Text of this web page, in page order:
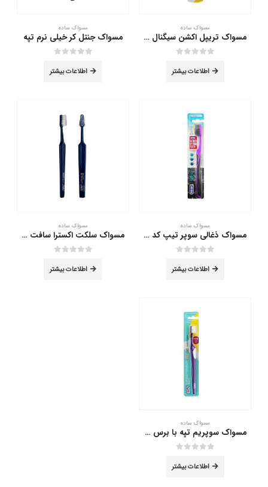
مسواک ساده
مسواک تریپل اکشن سیگنال با برس متوسط
اطلاعات بیشتر
مسواک ساده
مسواک جنتل کر خیلی نرم تپه
اطلاعات بیشتر
مسواک ساده
مسواک ذغالی سوپر تیپ کد 953 های دنت متوسط
اطلاعات بیشتر
مسواک ساده
مسواک سلکت اکسترا سافت تپه
اطلاعات بیشتر
مسواک ساده
مسواک سوپریم تپه با برس نرم
اطلاعات بیشتر